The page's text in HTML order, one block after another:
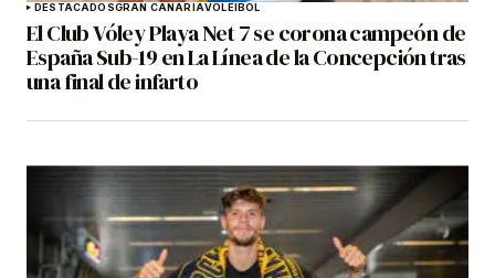
DESTACADOSGRAN CANARIAVOLEIBOL
El Club Vóley Playa Net 7 se corona campeón de
España Sub-19 en La Línea de la Concepción tras
una final de infarto